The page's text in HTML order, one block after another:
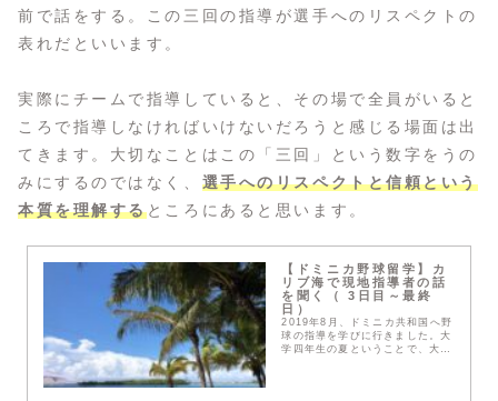
前で話をする。この三回の指導が選手へのリスペクトの
表れだといいます。
実際にチームで指導していると、その場で全員がいると
ころで指導しなければいけないだろうと感じる場面は出
てきます。大切なことはこの「三回」という数字をうの
みにするのではなく、 選手へのリスペクトと信頼という
本質を理解するところにあると思います。
【ドミニカ野球留学】カ
リブ海で現地指導者の話
を聞く（ 3日目～最終
日）
2019年8月、ドミニカ共和国へ野
球の指導を学びに行きました。大
学四年生の夏ということで、大学